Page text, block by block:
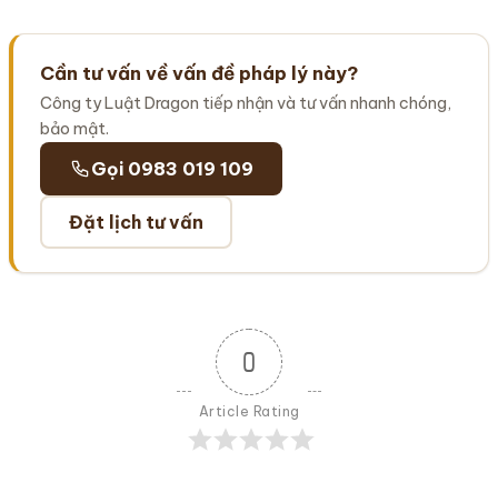
Cần tư vấn về vấn đề pháp lý này?
Công ty Luật Dragon tiếp nhận và tư vấn nhanh chóng,
bảo mật.
Gọi 0983 019 109
Đặt lịch tư vấn
0
Article Rating